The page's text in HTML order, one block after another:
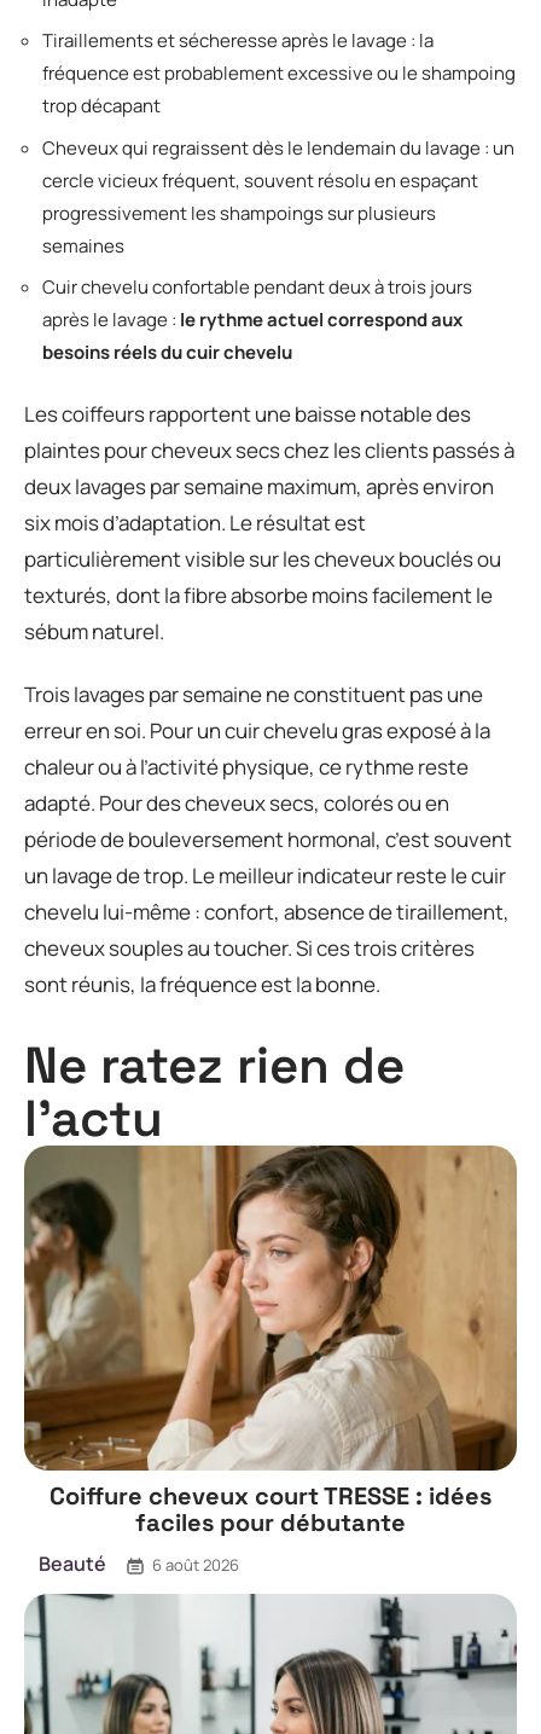
Tiraillements et sécheresse après le lavage : la
fréquence est probablement excessive ou le shampoing
trop décapant
Cheveux qui regraissent dès le lendemain du lavage : un
cercle vicieux fréquent, souvent résolu en espaçant
progressivement les shampoings sur plusieurs
semaines
Cuir chevelu confortable pendant deux à trois jours
après le lavage : le rythme actuel correspond aux
besoins réels du cuir chevelu
Les coiffeurs rapportent une baisse notable des
plaintes pour cheveux secs chez les clients passés à
deux lavages par semaine maximum, après environ
six mois d’adaptation. Le résultat est
particulièrement visible sur les cheveux bouclés ou
texturés, dont la fibre absorbe moins facilement le
sébum naturel.
Trois lavages par semaine ne constituent pas une
erreur en soi. Pour un cuir chevelu gras exposé à la
chaleur ou à l’activité physique, ce rythme reste
adapté. Pour des cheveux secs, colorés ou en
période de bouleversement hormonal, c’est souvent
un lavage de trop. Le meilleur indicateur reste le cuir
chevelu lui-même : confort, absence de tiraillement,
cheveux souples au toucher. Si ces trois critères
sont réunis, la fréquence est la bonne.
Ne ratez rien de
l'actu
Coiffure cheveux court TRESSE : idées
faciles pour débutante
Beauté 6 août 2026